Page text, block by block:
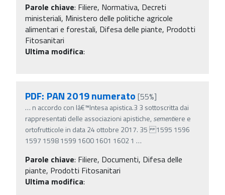
Parole chiave: Filiere, Normativa, Decreti
ministeriali, Ministero delle politiche agricole
alimentari e forestali, Difesa delle piante, Prodotti
Fitosanitari
Ultima modifica:
PDF: PAN 2019 numerato [55%]
… n accordo con lâ€™Intesa apistica.3 3 sottoscritta dai
rappresentati delle associazioni apistiche, sementiere e
ortofrutticole in data 24 ottobre 2017. 35 1595 1596
1597 1598 1599 1600 1601 1602 1 …
Parole chiave: Filiere, Documenti, Difesa delle
piante, Prodotti Fitosanitari
Ultima modifica: